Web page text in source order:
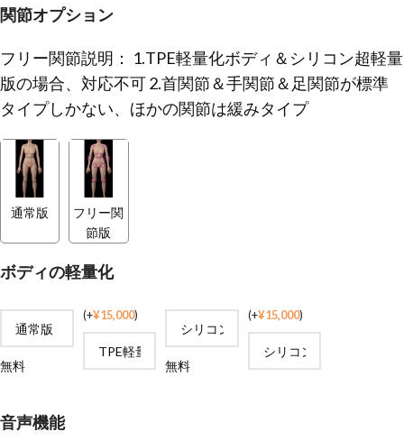
関節オプション
フリー関節説明： 1.TPE軽量化ボディ＆シリコン超軽量
版の場合、対応不可 2.首関節＆手関節＆足関節が標準
タイプしかない、ほかの関節は緩みタイプ
通常版
フリー関
節版
ボディの軽量化
無料
(+¥15,000)
無料
(+¥15,000)
音声機能